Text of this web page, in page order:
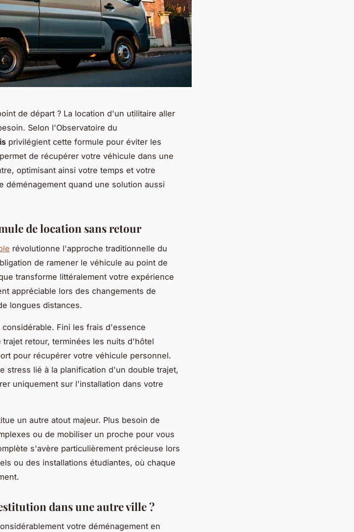
de départ ? La location d'un utilitaire aller
Selon l'Observatoire du
privilégient cette formule pour éviter les
de récupérer votre véhicule dans une
optimisant ainsi votre temps et votre
déménagement quand une solution aussi
de location sans retour
révolutionne l'approche traditionnelle du
de ramener le véhicule au point de
transforme littéralement votre expérience
appréciable lors des changements de
longues distances.
Fini les frais d'essence
retour, terminées les nuits d'hôtel
pour récupérer votre véhicule personnel.
stress lié à la planification d'un double trajet,
uniquement sur l'installation dans votre
un autre atout majeur. Plus besoin de
ou de mobiliser un proche pour vous
s'avère particulièrement précieuse lors
ou des installations étudiantes, où chaque
dans une autre ville ?
votre déménagement en